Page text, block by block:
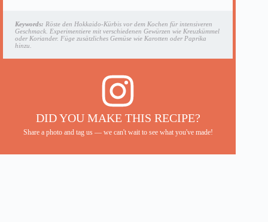
Keywords: Röste den Hokkaido-Kürbis vor dem Kochen für intensiveren
Geschmack. Experimentiere mit verschiedenen Gewürzen wie Kreuzkümmel
oder Koriander. Füge zusätzliches Gemüse wie Karotten oder Paprika
hinzu.
DID YOU MAKE THIS RECIPE?
Share a photo and tag us — we can't wait to see what you've made!